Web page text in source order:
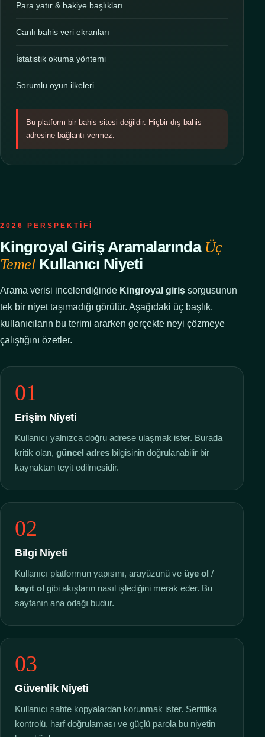
Para yatır & bakiye başlıkları
Canlı bahis veri ekranları
İstatistik okuma yöntemi
Sorumlu oyun ilkeleri
Bu platform bir bahis sitesi değildir. Hiçbir dış bahis
adresine bağlantı vermez.
2026 PERSPEKTIFI
Kingroyal Giriş Aramalarında Üç
TemelKullanıcı Niyeti
Arama verisi incelendiğinde Kingroyal giriş sorgusunun
tek bir niyet taşımadığı görülür. Aşağıdaki üç başlık,
kullanıcıların bu terimi ararken gerçekte neyi çözmeye
çalıştığını özetler.
01
Erişim Niyeti
Kullanıcı yalnızca doğru adrese ulaşmak ister. Burada
kritik olan, güncel adres bilgisinin doğrulanabilir bir
kaynaktan teyit edilmesidir.
02
Bilgi Niyeti
Kullanıcı platformun yapısını, arayüzünü ve üye ol /
kayıt ol gibi akışların nasıl işlediğini merak eder. Bu
sayfanın ana odağı budur.
03
Güvenlik Niyeti
Kullanıcı sahte kopyalardan korunmak ister. Sertifika
kontrolü, harf doğrulaması ve güçlü parola bu niyetin